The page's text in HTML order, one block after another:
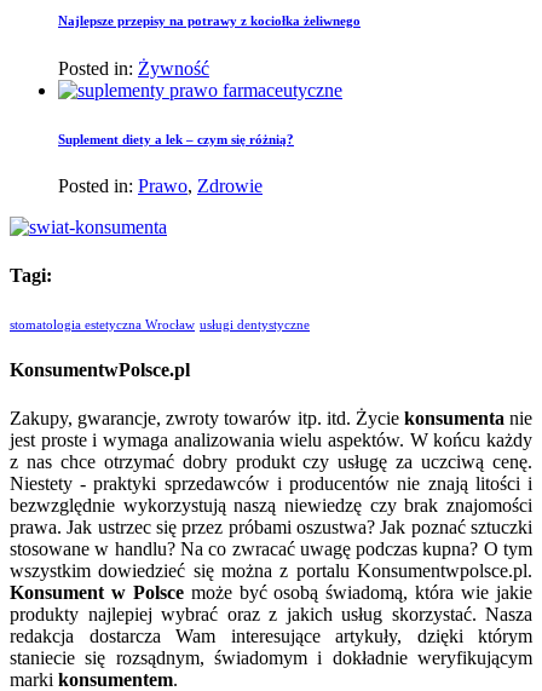
Najlepsze przepisy na potrawy z kociołka żeliwnego
Posted in: Żywność
Suplement diety a lek – czym się różnią?
Posted in: Prawo, Zdrowie
Tagi:
stomatologia estetyczna Wrocław usługi dentystyczne
KonsumentwPolsce.pl
Zakupy, gwarancje, zwroty towarów itp. itd. Życie konsumenta nie
jest proste i wymaga analizowania wielu aspektów. W końcu każdy
z nas chce otrzymać dobry produkt czy usługę za uczciwą cenę.
Niestety - praktyki sprzedawców i producentów nie znają litości i
bezwzględnie wykorzystują naszą niewiedzę czy brak znajomości
prawa. Jak ustrzec się przez próbami oszustwa? Jak poznać sztuczki
stosowane w handlu? Na co zwracać uwagę podczas kupna? O tym
wszystkim dowiedzieć się można z portalu Konsumentwpolsce.pl.
Konsument w Polscemoże być osobą świadomą, która wie jakie
produkty najlepiej wybrać oraz z jakich usług skorzystać. Nasza
redakcja dostarcza Wam interesujące artykuły, dzięki którym
staniecie się rozsądnym, świadomym i dokładnie weryfikującym
marki konsumentem.